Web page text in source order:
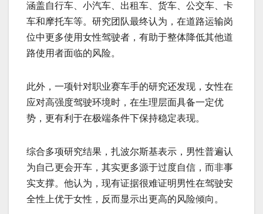
涵盖自行车、小汽车、出租车、货车、公交车、卡
车和摩托车等。研究团队最终认为，在道路运输岗
位中更多使用女性驾驶者，有助于整体降低其他道
路使用者面临的风险。
此外，一项针对职业赛车手的研究还发现，女性在
应对高强度驾驶环境时，在生理层面具备一定优
势，更有利于在极端条件下保持稳定表现。
综合多项研究结果，扎波尔斯基表示，男性普遍认
为自己更会开车，其实更多源于过度自信，而非事
实支撑。他认为，现有证据很难证明男性在驾驶安
全性上优于女性，反而显示出更高的风险倾向。